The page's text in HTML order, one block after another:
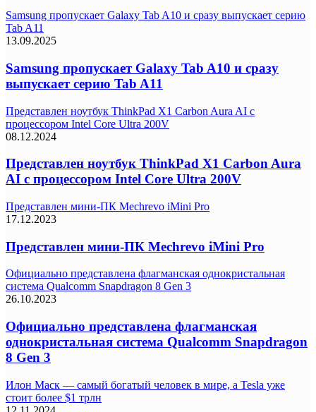
Samsung пропускает Galaxy Tab A10 и сразу выпускает серию
Tab A11
13.09.2025
Samsung пропускает Galaxy Tab A10 и сразу
выпускает серию Tab A11
Представлен ноутбук ThinkPad X1 Carbon Aura AI с
процессором Intel Core Ultra 200V
08.12.2024
Представлен ноутбук ThinkPad X1 Carbon Aura
AI с процессором Intel Core Ultra 200V
Представлен мини-ПК Mechrevo iMini Pro
17.12.2023
Представлен мини-ПК Mechrevo iMini Pro
Официально представлена флагманская однокристальная
система Qualcomm Snapdragon 8 Gen 3
26.10.2023
Официально представлена флагманская
однокристальная система Qualcomm Snapdragon
8 Gen 3
Илон Маск — самый богатый человек в мире, а Tesla уже
стоит более $1 трлн